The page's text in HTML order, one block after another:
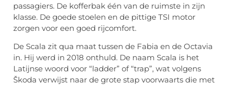
passagiers. De kofferbak één van de ruimste in zijn
klasse. De goede stoelen en de pittige TSI motor
zorgen voor een goed rijcomfort.
De Scala zit qua maat tussen de Fabia en de Octavia
in. Hij werd in 2018 onthuld. De naam Scala is het
Latijnse woord voor “ladder” of “trap”, wat volgens
Škoda verwijst naar de grote stap voorwaarts die met